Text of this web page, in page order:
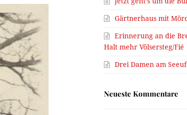
Gärtnerhaus mit
Erinnerung an die
Halt mehr Völsersteg/Fié
Drei Damen am
Neueste Kommentare